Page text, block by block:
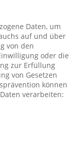
Daten, um
auf und über
von den
oder die
zur Erfüllung
von Gesetzen
können
verarbeiten: